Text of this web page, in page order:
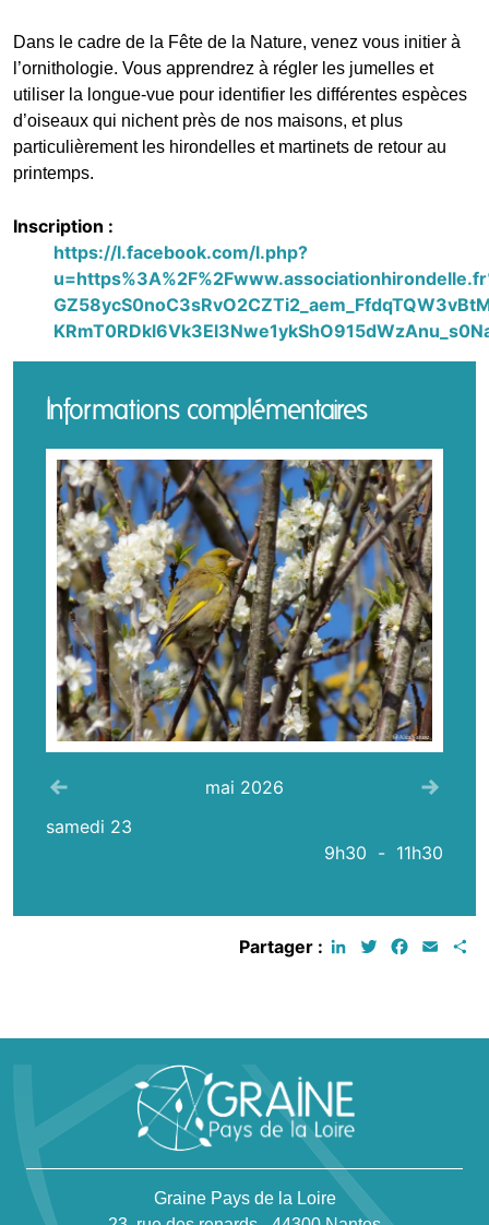
Dans le cadre de la Fête de la Nature, venez vous initier à
l’ornithologie. Vous apprendrez à régler les jumelles et
utiliser la longue-vue pour identifier les différentes espèces
d’oiseaux qui nichent près de nos maisons, et plus
particulièrement les hirondelles et martinets de retour au
printemps.
Inscription :
https://l.facebook.com/l.php?
Informations complémentaires
Voir le mois précédent
mai 2026
samedi 23
9h30 - 11h30
Partager : LinkedInTwitter Email
Graine Pays de la Loire